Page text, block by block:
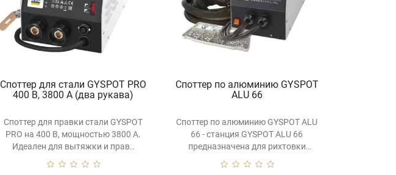
Споттер для стали GYSPOT PRO
400 В, 3800 А (два рукава)
Споттер для правки стали GYSPOT
PRO на 400 В, мощностью 3800 A.
Идеален для вытяжки и прав..
Споттер по алюминию GYSPOT
ALU 66
Споттер по алюминию GYSPOT ALU
66 - станция GYSPOT ALU 66
предназначена для рихтовки
алюминиевы..